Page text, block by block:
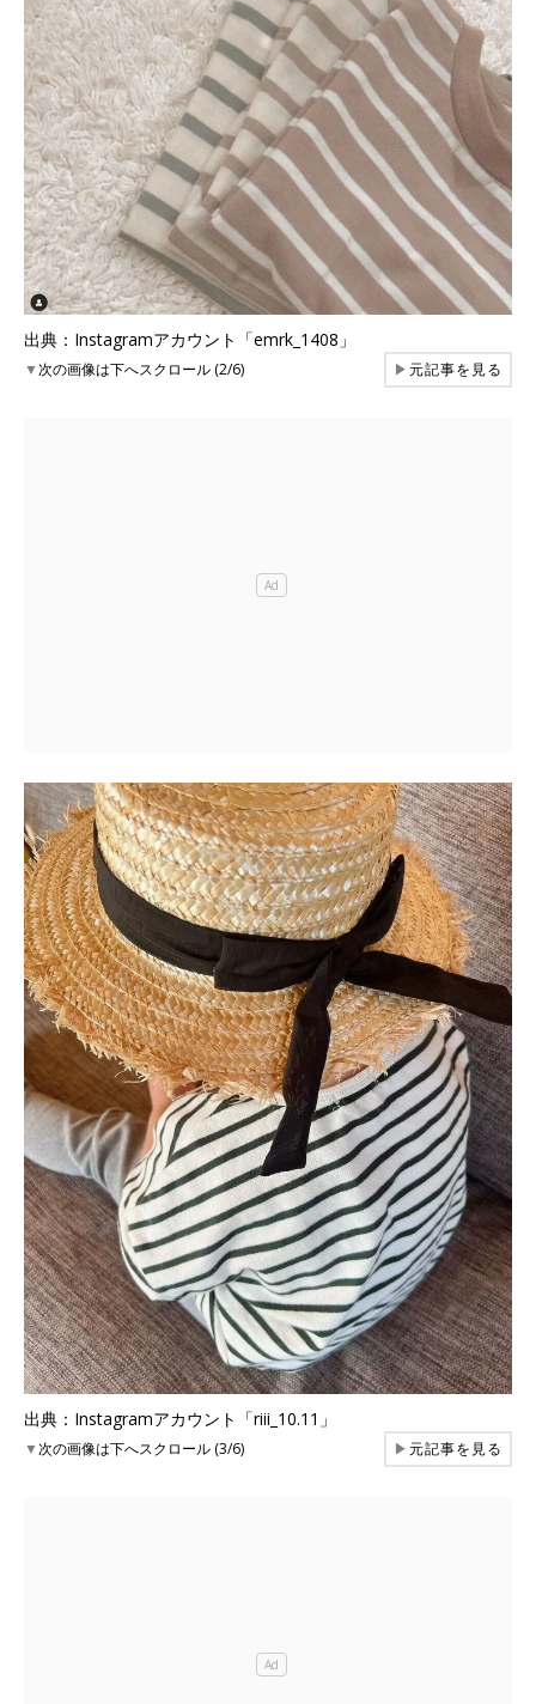
出典：Instagramアカウント「emrk_1408」
▼次の画像は下へスクロール (2/6) ▶元記事を見る
出典：Instagramアカウント「riii_10.11」
▼次の画像は下へスクロール (3/6) ▶元記事を見る